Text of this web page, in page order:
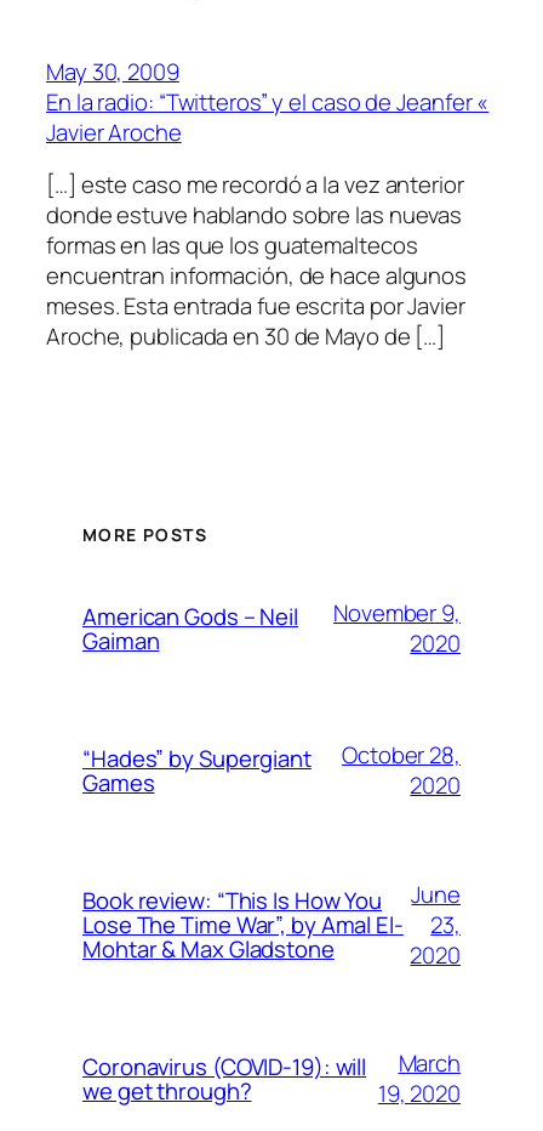
May 30, 2009
En la radio: “Twitteros” y el caso de Jeanfer «
Javier Aroche
[…] este caso me recordó a la vez anterior
donde estuve hablando sobre las nuevas
formas en las que los guatemaltecos
encuentran información, de hace algunos
meses. Esta entrada fue escrita por Javier
Aroche, publicada en 30 de Mayo de […]
MORE POSTS
American Gods – Neil
Gaiman
November 9,
2020
“Hades” by Supergiant
Games
October 28,
2020
Book review: “This Is How You
Lose The Time War”, by Amal El-
Mohtar & Max Gladstone
June
23,
2020
Coronavirus (COVID-19): will
we get through?
March
19, 2020